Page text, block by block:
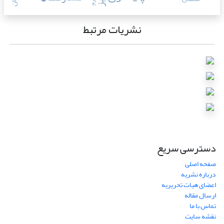
نشریات مرتبط
دسترسی سریع
صفحه اصلی
درباره نشریه
اعضای هیات تحریریه
ارسال مقاله
تماس با ما
نقشه سایت